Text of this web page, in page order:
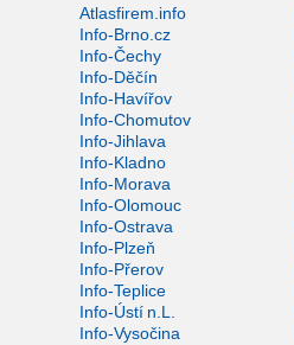
Atlasfirem.info
Info-Brno.cz
Info-Čechy
Info-Děčín
Info-Havířov
Info-Chomutov
Info-Jihlava
Info-Kladno
Info-Morava
Info-Olomouc
Info-Ostrava
Info-Plzeň
Info-Přerov
Info-Teplice
Info-Ústí n.L.
Info-Vysočina